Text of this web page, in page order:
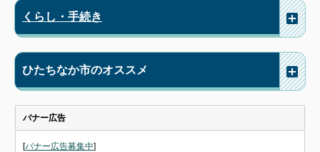
くらし・手続き
ひたちなか市のオススメ
バナー広告
[バナー広告募集中]